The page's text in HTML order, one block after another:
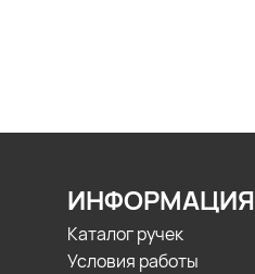
ИНФОРМАЦИЯ
Каталог ручек
Условия работы